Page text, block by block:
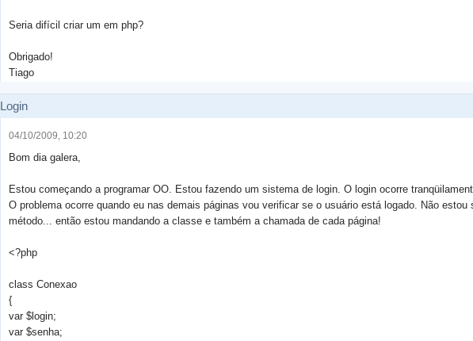
Seria difícil criar um em php?
Obrigado!
Tiago
Login
04/10/2009, 10:20
Bom dia galera,
Estou começando a programar OO. Estou fazendo um sistema de login. O login ocorre
O problema ocorre quando eu nas demais páginas vou verificar se o usuário está logado. Não
método... então estou mandando a classe e também a chamada de cada página!
<?php
class Conexao
{
var $login;
var $senha;